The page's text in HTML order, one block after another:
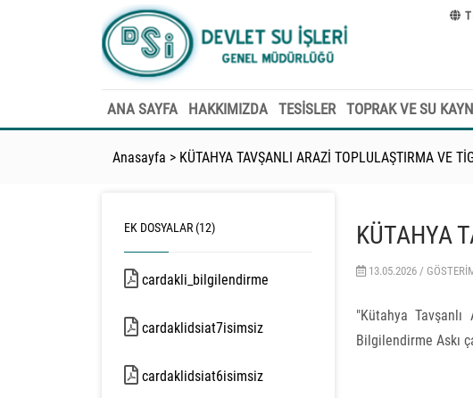
ANA SAYFA HAKKIMIZDA TESİSLER TOPRAK VE SU
Anasayfa > KÜTAHYA TAVŞANLI ARAZİ TOPLULAŞTIRMA VE
KÜTAHYA
13.05.2026 /
"Kütahya Tavşanlı
Bilgilendirme Askı
EK DOSYALAR (12)
cardakli_bilgilendirme
cardaklidsiat7isimsiz
cardaklidsiat6isimsiz